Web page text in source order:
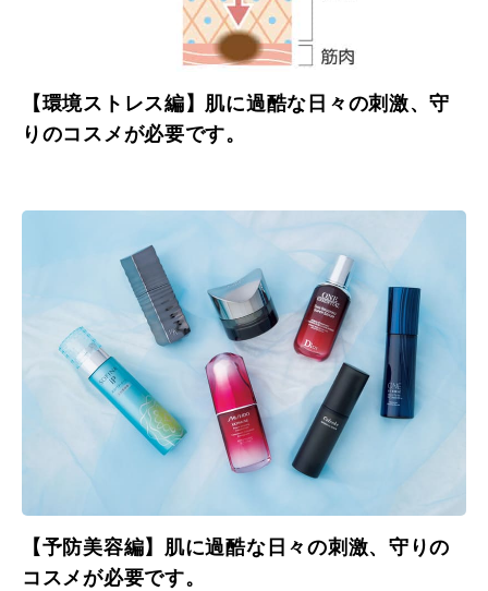
【環境ストレス編】肌に過酷な日々の刺激、守
りのコスメが必要です。
【予防美容編】肌に過酷な日々の刺激、守りの
コスメが必要です。